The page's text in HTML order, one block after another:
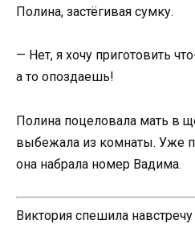
Полина, застёгивая сумку.
— Нет, я хочу приготовить
а то опоздаешь!
Полина поцеловала мать в
выбежала из комнаты. Уже
она набрала номер Вадима.
Виктория спешила